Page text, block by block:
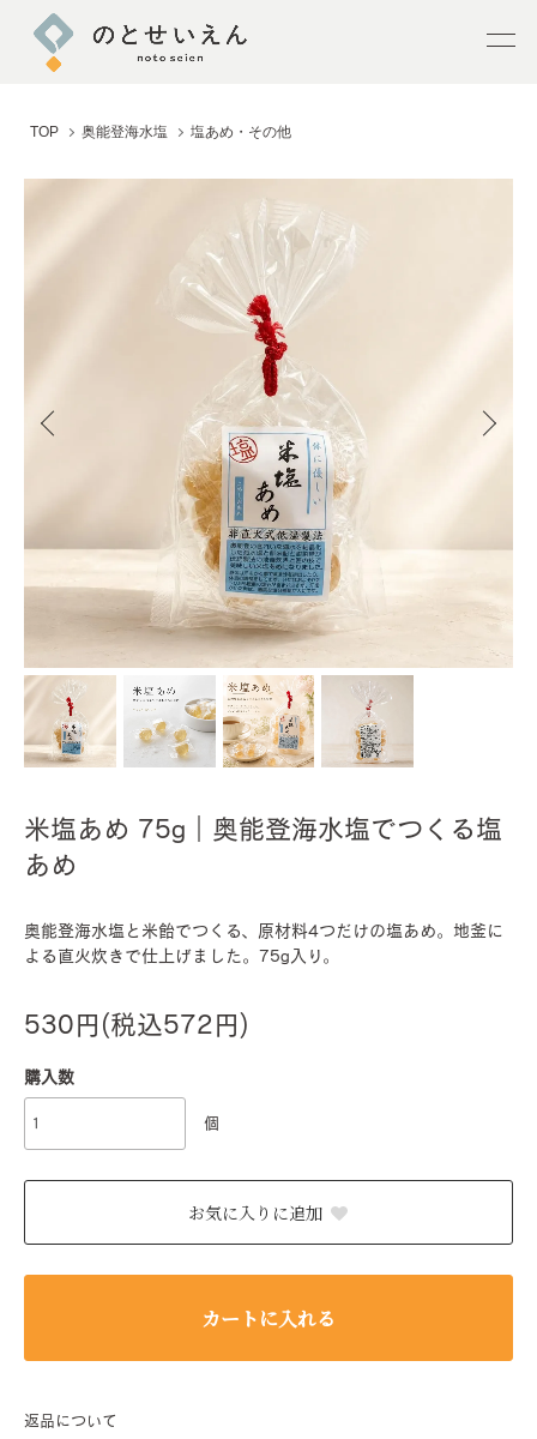
TOP 奥能登海水塩 塩あめ・その他
米塩あめ 75g｜奥能登海水塩でつくる塩
あめ
奥能登海水塩と米飴でつくる、原材料4つだけの塩あめ。地釜に
よる直火炊きで仕上げました。75g入り。
530円(税込572円)
購入数
個
お気に入りに追加
カートに入れる
返品について